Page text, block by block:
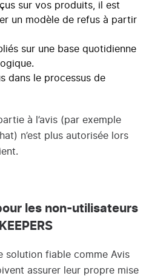
sur vos produits, il est
un modèle de refus à partir
sur une base quotidienne
dans le processus de
à l’avis (par exemple
n’est plus autorisée lors
les non-utilisateurs
solution fiable comme Avis
assurer leur propre mise